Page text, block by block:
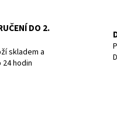
DO 2.
skladem a
hodin